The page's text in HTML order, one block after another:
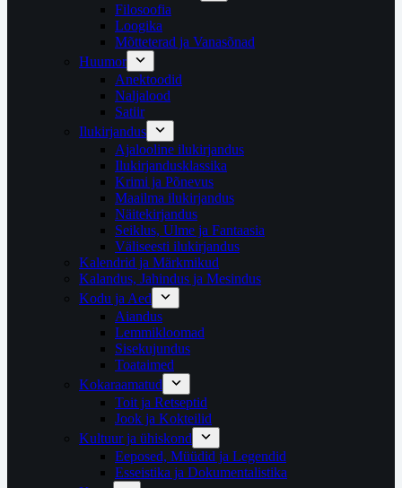
Filosoofia
Loogika
Mõtteterad ja Vanasõnad
Huumor
Anektoodid
Naljalood
Satiir
Ilukirjandus
Ajalooline ilukirjandus
Ilukirjandusklassika
Krimi ja Põnevus
Maailma ilukirjandus
Näitekirjandus
Seiklus, Ulme ja Fantaasia
Väliseesti ilukirjandus
Kalendrid ja Märkmikud
Kalandus, Jahindus ja Mesindus
Kodu ja Aed
Aiandus
Lemmikloomad
Sisekujundus
Toataimed
Kokaraamatud
Toit ja Retseptid
Jook ja Kokteilid
Kultuur ja ühiskond
Eeposed, Müüdid ja Legendid
Esseistika ja Dokumentalistika